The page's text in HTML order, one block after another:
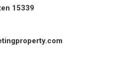
15339